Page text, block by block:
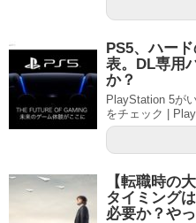
PS5、ハー
表。DL専用
か？
PlayStation 5が
をチェック |
【転職時の
タイミング
必要か？や